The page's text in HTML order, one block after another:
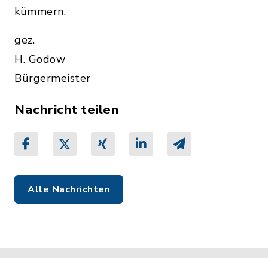
kümmern.
gez.
H. Godow
Bürgermeister
Nachricht teilen
Alle Nachrichten